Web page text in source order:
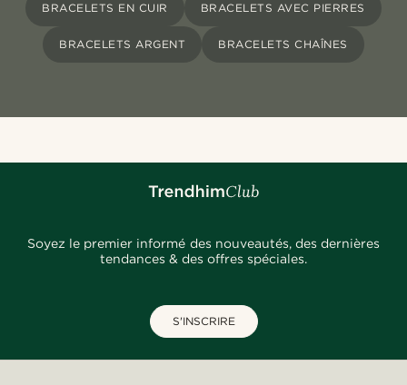
BRACELETS EN CUIR BRACELETS AVEC PIERRES
BRACELETS ARGENT BRACELETS CHAÎNES
Soyez le premier informé des nouveautés, des dernières
tendances & des offres spéciales.
S'INSCRIRE